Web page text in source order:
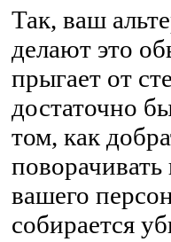
Так, ваш
делают это
прыгает от
достаточно
том, как
вашего
собирается